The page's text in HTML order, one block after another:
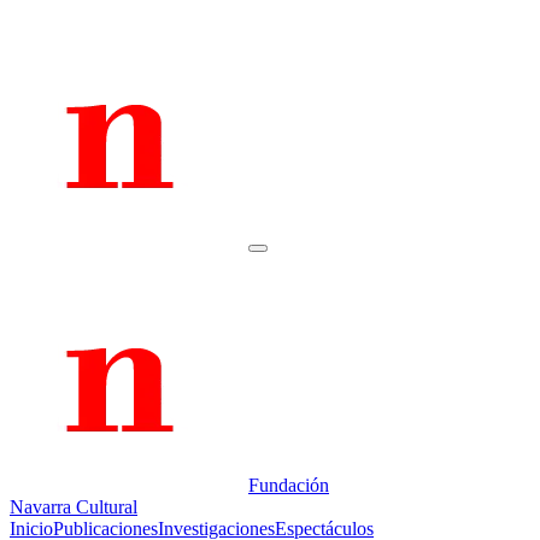
Fundación
Navarra Cultural
InicioPublicacionesInvestigacionesEspectáculos